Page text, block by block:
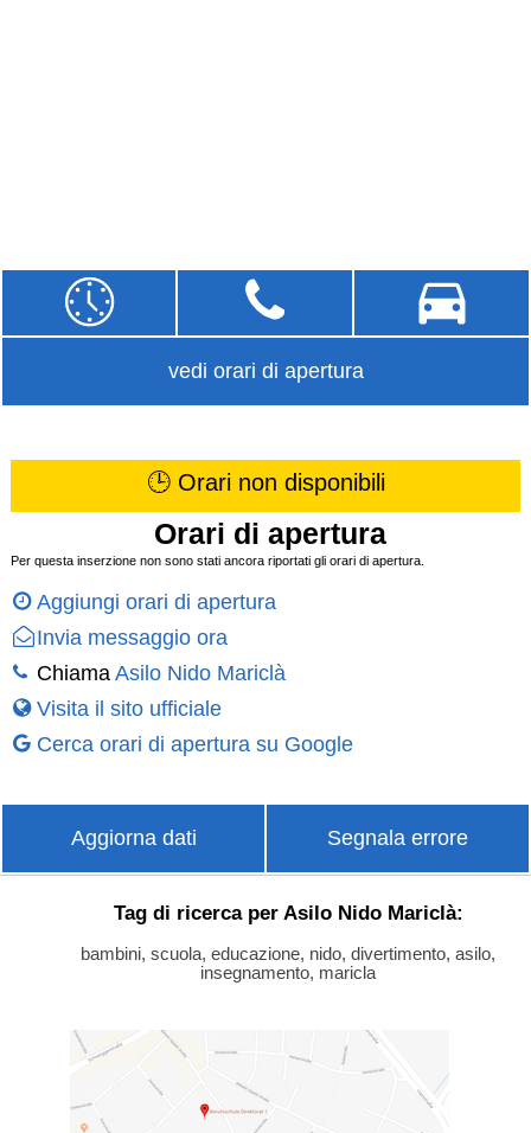
vedi orari di apertura
🕒 Orari non disponibili
Orari di apertura
Per questa inserzione non sono stati ancora riportati gli orari di apertura.
Aggiungi orari di apertura
Invia messaggio ora
Chiama Asilo Nido Mariclà
Visita il sito ufficiale
Cerca orari di apertura su Google
Aggiorna dati Segnala errore
Tag di ricerca per Asilo Nido Mariclà:
bambini, scuola, educazione, nido, divertimento, asilo,
insegnamento, maricla